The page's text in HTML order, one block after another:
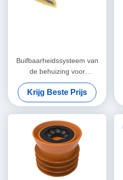
Buifbaarheidssysteem van
de behuizing voor
diepwateractiviteiten
Krijg Beste Prijs